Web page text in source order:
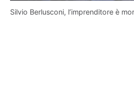
Silvio Berlusconi, l’imprenditore è